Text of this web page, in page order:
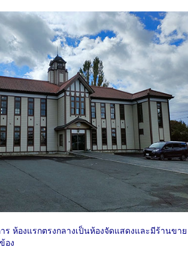
ร ห้องแรกตรงกลางเป็นห้องจัดแสดงและมีร้านขาย
อง